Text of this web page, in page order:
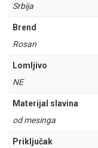
Srbija
Brend
Rosan
Lomljivo
NE
Materijal slavina
od mesinga
Priključak